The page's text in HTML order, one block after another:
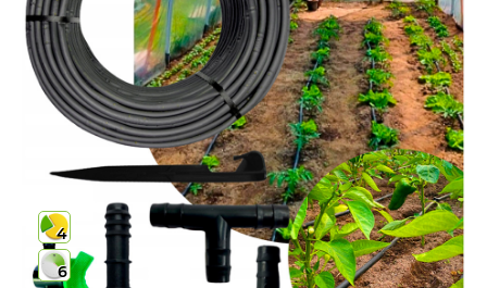
4
6